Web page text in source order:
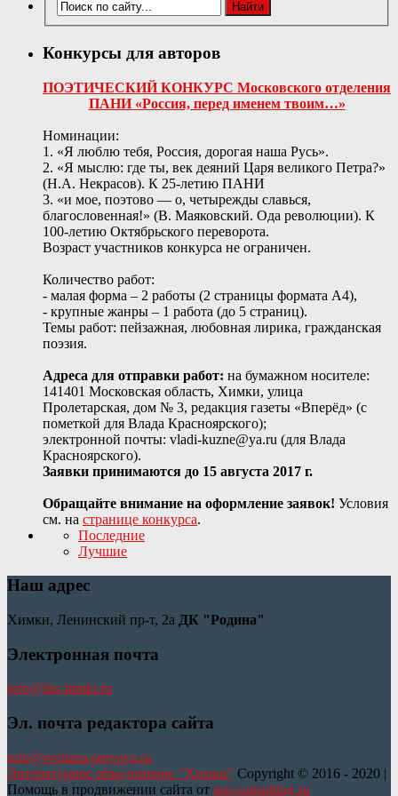
Конкурсы для авторов
ПОЭТИЧЕСКИЙ КОНКУРС Московского отделения
ПАНИ «Россия, перед именем твоим…»
Номинации:
1. «Я люблю тебя, Россия, дорогая наша Русь».
2. «Я мыслю: где ты, век деяний Царя великого Петра?»
(Н.А. Некрасов). К 25-летию ПАНИ
3. «и мое, поэтово — о, четырежды славься,
благословенная!» (В. Маяковский. Ода революции). К
100-летию Октябрьского переворота.
Возраст участников конкурса не ограничен.
Количество работ:
- малая форма – 2 работы (2 страницы формата А4),
- крупные жанры – 1 работа (до 5 страниц).
Темы работ: пейзажная, любовная лирика, гражданская
поэзия.
Адреса для отправки работ: на бумажном носителе:
141401 Московская область, Химки, улица
Пролетарская, дом № 3, редакция газеты «Вперёд» (с
пометкой для Влада Красноярского);
электронной почты: vladi-kuzne@ya.ru (для Влада
Красноярского).
Заявки принимаются до 15 августа 2017 г.
Обращайте внимание на оформление заявок! Условия
см. на странице конкурса.
Последние
Лучшие
Наш адрес
Химки, Ленинский пр-т, 2а ДК "Родина"
Электронная почта
info@lito-himki.ru
Эл. почта редактора сайта
info@svetlana-pervaya.ru
Литературное объединение "Химки" Copyright © 2016 - 2020 |
Помощь в продвижении сайта от seo-consulting.su